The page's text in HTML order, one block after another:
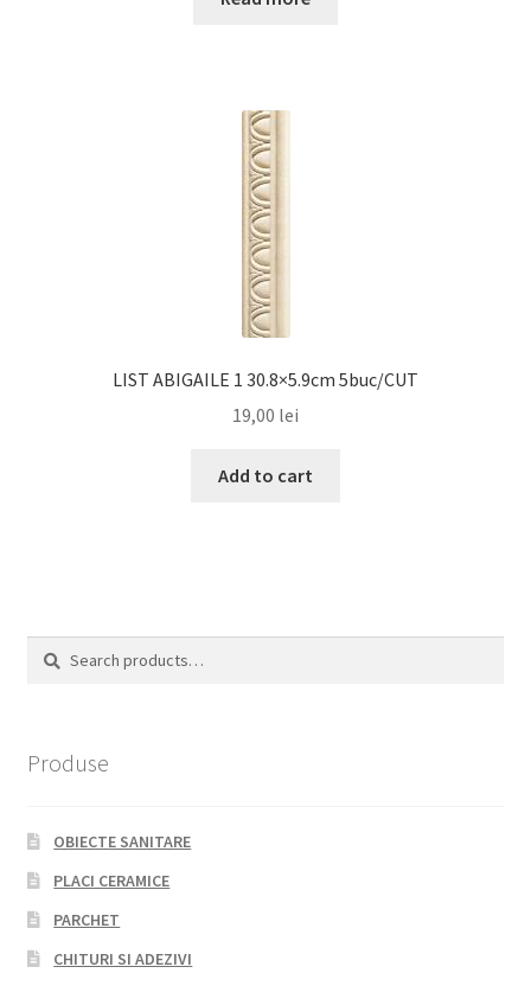
LIST ABIGAILE 1 30.8×5.9cm 5buc/CUT
19,00 lei
Add to cart
Search
Search
Produse
OBIECTE SANITARE
PLACI CERAMICE
PARCHET
CHITURI SI ADEZIVI